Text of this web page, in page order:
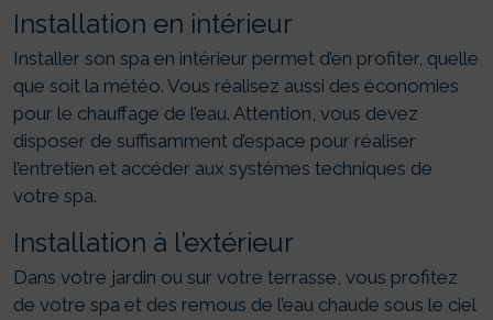
Installation en intérieur
Installer son spa en intérieur permet d’en profiter, quelle
que soit la météo. Vous réalisez aussi des économies
pour le chauffage de l’eau. Attention, vous devez
disposer de suffisamment d’espace pour réaliser
l’entretien et accéder aux systèmes techniques de
votre spa.
Installation à l’extérieur
Dans votre jardin ou sur votre terrasse, vous profitez
de votre spa et des remous de l’eau chaude sous le ciel